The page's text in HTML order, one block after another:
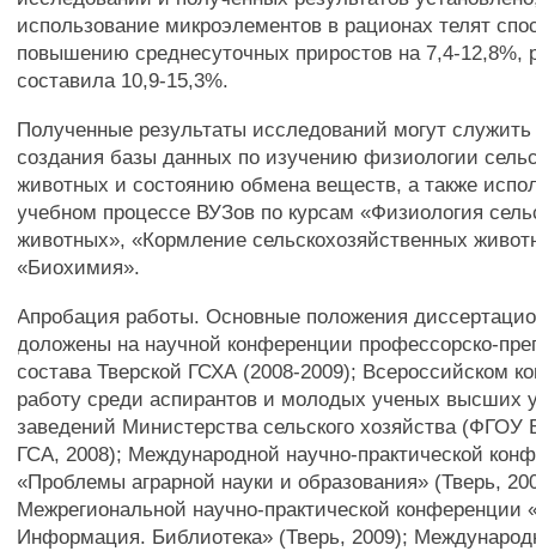
использование микроэлементов в рационах телят
повышению среднесуточных приростов на 7,4-12,8%,
составила 10,9-15,3%.
Полученные результаты исследований могут
создания базы данных по изучению физиологии
животных и состоянию обмена веществ, а также
учебном процессе ВУЗов по курсам «Физиология
животных», «Кормление сельскохозяйственных
«Биохимия».
Апробация работы. Основные положения
доложены на научной конференции профессорско-
состава Тверской ГСХА (2008-2009); Всероссийском
работу среди аспирантов и молодых ученых высших
заведений Министерства сельского хозяйства
ГСА, 2008); Международной научно-практической
«Проблемы аграрной науки и образования» (Тверь,
Межрегиональной научно-практической конференции
Информация. Библиотека» (Тверь, 2009);